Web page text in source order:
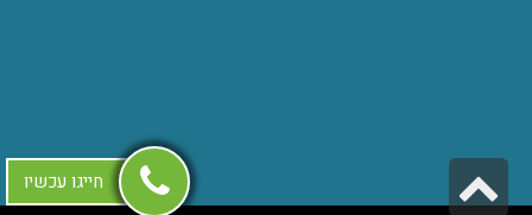
חייגו עכשיו גלילה